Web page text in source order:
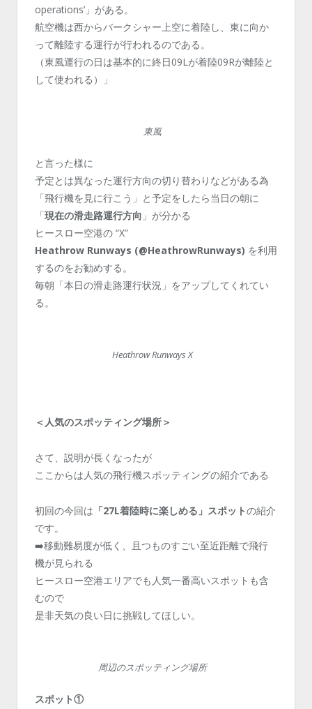
operations’」がある。
航空機は西からバークシャー上空に着陸し、東に向か
って離陸する運行が行われるのである。
（東風運行の日は基本的に終日09Lが着陸09Rが離陸と
して使われる）」
東風
と言った様に
予定とは異なった運行方向の切り替わりなどがある為
「飛行機を見に行こう」と予定をしたら当日の朝に
「現在の滑走路運行方向 」が分かる
ヒースロー空港の “X”
Heathrow Runways (@HeathrowRunways) を利用
するのをお勧めする。
毎朝「本日の滑走路運行状況」をアップしてくれてい
る。
Heathrow Runways X
＜人気のスポッティング場所＞
さて、説明が長くなったが
ここからは人気の飛行機スポッティングの紹介である
初回の今回は 「27L着陸時に楽しめる」スポットの紹介
です。
➡️移動難易度が低く、且つものすごい至近距離で飛行
機が見られる
ヒースロー空港エリアでも人気一番高いスポットも含
むので
是非天気の良い日に挑戦してほしい。
周辺のスポッティング場所
スポット①